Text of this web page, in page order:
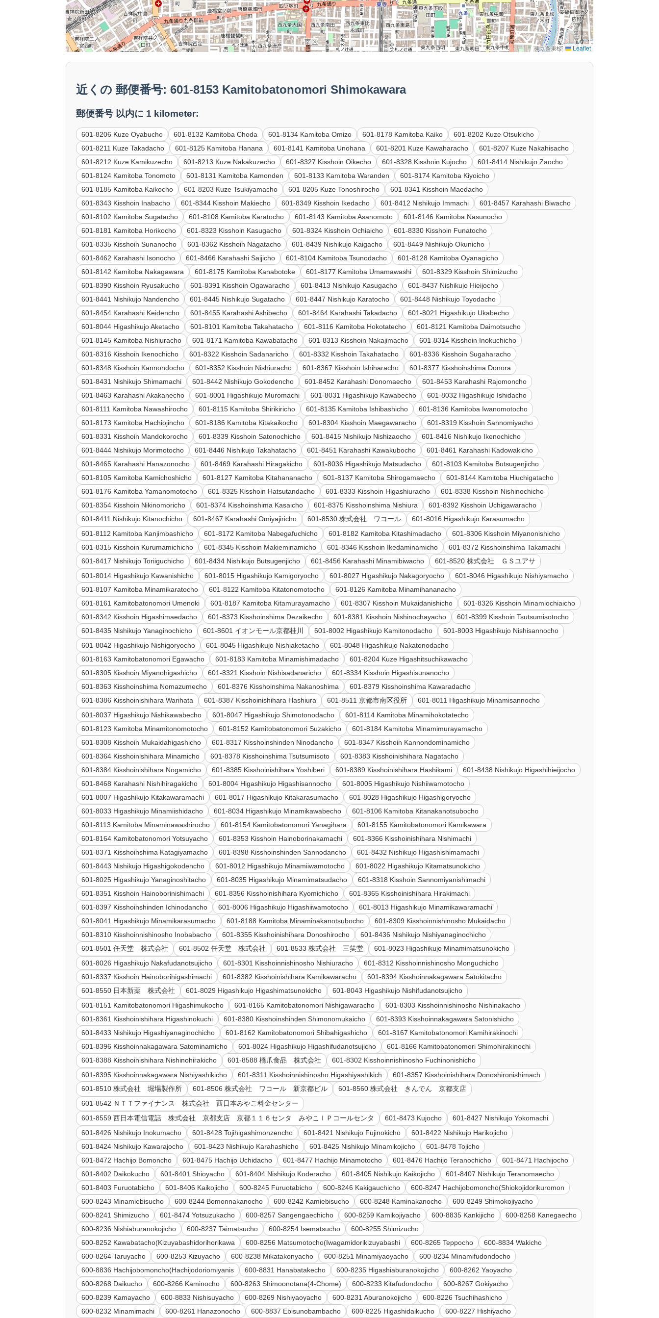
Leaflet
近くの 郵便番号: 601-8153 Kamitobatonomori Shimokawara
郵便番号 以内に 1 kilometer:
601-8206 Kuze Oyabucho 601-8132 Kamitoba Choda 601-8134 Kamitoba Omizo 601-8178 Kamitoba Kaiko
601-8202 Kuze Otsukicho
601-8211 Kuze Takadacho
601-8125 Kamitoba Hanana 601-8141 Kamitoba Unohana 601-8201 Kuze Kawaharacho
601-8207 Kuze Nakahisacho
601-8212 Kuze Kamikuzecho
601-8213 Kuze Nakakuzecho 601-8327 Kisshoin Oikecho 601-8328 Kisshoin Kujocho
601-8414 Nishikujo Zaocho
601-8124 Kamitoba Tonomoto
601-8131 Kamitoba Kamonden 601-8133 Kamitoba Waranden
601-8174 Kamitoba Kiyoicho
601-8185 Kamitoba Kaikocho
601-8203 Kuze Tsukiyamacho 601-8205 Kuze Tonoshirocho
601-8341 Kisshoin Maedacho
601-8343 Kisshoin Inabacho
601-8344 Kisshoin Makiecho 601-8349 Kisshoin Ikedacho 601-8412 Nishikujo Immachi
601-8457 Karahashi Biwacho
601-8102 Kamitoba Sugatacho
601-8108 Kamitoba Karatocho 601-8143 Kamitoba Asanomoto
601-8146 Kamitoba Nasunocho
601-8181 Kamitoba Horikocho
601-8323 Kisshoin Kasugacho 601-8324 Kisshoin Ochiaicho
601-8330 Kisshoin Funatocho
601-8335 Kisshoin Sunanocho
601-8362 Kisshoin Nagatacho 601-8439 Nishikujo Kaigacho
601-8449 Nishikujo Okunicho
601-8462 Karahashi Isonocho
601-8466 Karahashi Saijicho 601-8104 Kamitoba Tsunodacho
601-8128 Kamitoba Oyanagicho
601-8142 Kamitoba Nakagawara
601-8175 Kamitoba Kanabotoke 601-8177 Kamitoba Umamawashi
601-8329 Kisshoin Shimizucho
601-8390 Kisshoin Ryusakucho
601-8391 Kisshoin Ogawaracho 601-8413 Nishikujo Kasugacho
601-8437 Nishikujo Hieijocho
601-8441 Nishikujo Nandencho
601-8445 Nishikujo Sugatacho 601-8447 Nishikujo Karatocho
601-8448 Nishikujo Toyodacho
601-8454 Karahashi Keidencho
601-8455 Karahashi Ashibecho 601-8464 Karahashi Takadacho
601-8021 Higashikujo Ukabecho
601-8044 Higashikujo Aketacho
601-8101 Kamitoba Takahatacho 601-8116 Kamitoba Hokotatecho
601-8121 Kamitoba Daimotsucho
601-8145 Kamitoba Nishiuracho
601-8171 Kamitoba Kawabatacho 601-8313 Kisshoin Nakajimacho
601-8314 Kisshoin Inokuchicho
601-8316 Kisshoin Ikenochicho
601-8322 Kisshoin Sadanaricho 601-8332 Kisshoin Takahatacho
601-8336 Kisshoin Sugaharacho
601-8348 Kisshoin Kannondocho
601-8352 Kisshoin Nishiuracho 601-8367 Kisshoin Ishiharacho
601-8377 Kisshoinshima Donora
601-8431 Nishikujo Shimamachi
601-8442 Nishikujo Gokodencho 601-8452 Karahashi Donomaecho
601-8453 Karahashi Rajomoncho
601-8463 Karahashi Akakanecho
601-8001 Higashikujo Muromachi 601-8031 Higashikujo Kawabecho
601-8032 Higashikujo Ishidacho
601-8111 Kamitoba Nawashirocho
601-8115 Kamitoba Shirikiricho 601-8135 Kamitoba Ishibashicho
601-8136 Kamitoba Iwanomotocho
601-8173 Kamitoba Hachiojincho
601-8186 Kamitoba Kitakaikocho 601-8304 Kisshoin Maegawaracho
601-8319 Kisshoin Sannomiyacho
601-8331 Kisshoin Mandokorocho
601-8339 Kisshoin Satonochicho 601-8415 Nishikujo Nishizaocho
601-8416 Nishikujo Ikenochicho
601-8444 Nishikujo Morimotocho
601-8446 Nishikujo Takahatacho 601-8451 Karahashi Kawakubocho
601-8461 Karahashi Kadowakicho
601-8465 Karahashi Hanazonocho
601-8469 Karahashi Hiragakicho 601-8036 Higashikujo Matsudacho
601-8103 Kamitoba Butsugenjicho
601-8105 Kamitoba Kamichoshicho
601-8127 Kamitoba Kitahananacho 601-8137 Kamitoba Shirogamaecho
601-8144 Kamitoba Hiuchigatacho
601-8176 Kamitoba Yamanomotocho
601-8325 Kisshoin Hatsutandacho 601-8333 Kisshoin Higashiuracho
601-8338 Kisshoin Nishinochicho
601-8354 Kisshoin Nikinomoricho
601-8374 Kisshoinshima Kasaicho 601-8375 Kisshoinshima Nishiura
601-8392 Kisshoin Uchigawaracho
601-8411 Nishikujo Kitanochicho
601-8467 Karahashi Omiyajiricho 601-8530 株式会社 ワコール
601-8016 Higashikujo Karasumacho
601-8112 Kamitoba Kanjimbashicho
601-8172 Kamitoba Nabegafuchicho 601-8182 Kamitoba Kitashimadacho
601-8306 Kisshoin Miyanonishicho
601-8315 Kisshoin Kurumamichicho
601-8345 Kisshoin Makieminamicho 601-8346 Kisshoin Ikedaminamicho
601-8372 Kisshoinshima Takamachi
601-8417 Nishikujo Toriiguchicho
601-8434 Nishikujo Butsugenjicho 601-8456 Karahashi Minamibiwacho
601-8520 株式会社 ＧＳユアサ
601-8014 Higashikujo Kawanishicho
601-8015 Higashikujo Kamigoryocho 601-8027 Higashikujo Nakagoryocho
601-8046 Higashikujo Nishiyamacho
601-8107 Kamitoba Minamikaratocho
601-8122 Kamitoba Kitatonomotocho
601-8126 Kamitoba Minamihananacho
601-8161 Kamitobatonomori Umenoki
601-8187 Kamitoba Kitamurayamacho 601-8307 Kisshoin Mukaidanishicho
601-8326 Kisshoin Minamiochiaicho
601-8342 Kisshoin Higashimaedacho
601-8373 Kisshoinshima Dezaikecho 601-8381 Kisshoin Nishinochayacho
601-8399 Kisshoin Tsutsumisotocho
601-8435 Nishikujo Yanaginochicho
601-8601 イオンモール京都桂川 601-8002 Higashikujo Kamitonodacho
601-8003 Higashikujo Nishisannocho
601-8042 Higashikujo Nishigoryocho
601-8045 Higashikujo Nishiaketacho
601-8048 Higashikujo Nakatonodacho
601-8163 Kamitobatonomori Egawacho
601-8183 Kamitoba Minamishimadacho
601-8204 Kuze Higashitsuchikawacho
601-8305 Kisshoin Miyanohigashicho
601-8321 Kisshoin Nishisadanaricho
601-8334 Kisshoin Higashisunanocho
601-8363 Kisshoinshima Nomazumecho
601-8376 Kisshoinshima Nakanoshima
601-8379 Kisshoinshima Kawaradacho
601-8386 Kisshoinishihara Warihata
601-8387 Kisshoinishihara Hashiura 601-8511 京都市南区役所
601-8011 Higashikujo Minamisannocho
601-8037 Higashikujo Nishikawabecho
601-8047 Higashikujo Shimotonodacho
601-8114 Kamitoba Minamihokotatecho
601-8123 Kamitoba Minamitonomotocho
601-8152 Kamitobatonomori Suzakicho
601-8184 Kamitoba Minamimurayamacho
601-8308 Kisshoin Mukaidahigashicho
601-8317 Kisshoinshinden Ninodancho
601-8347 Kisshoin Kannondominamicho
601-8364 Kisshoinishihara Minamicho
601-8378 Kisshoinshima Tsutsumisoto
601-8383 Kisshoinishihara Nagatacho
601-8384 Kisshoinishihara Nogamicho
601-8385 Kisshoinishihara Yoshiberi 601-8389 Kisshoinishihara Hashikami
601-8438 Nishikujo Higashihieijocho
601-8468 Karahashi Nishihiragakicho
601-8004 Higashikujo Higashisannocho
601-8005 Higashikujo Nishiiwamotocho
601-8007 Higashikujo Kitakawaramachi
601-8017 Higashikujo Kitakarasumacho
601-8028 Higashikujo Higashigoryocho
601-8033 Higashikujo Minamiishidacho
601-8034 Higashikujo Minamikawabecho
601-8106 Kamitoba Kitanakanotsubocho
601-8113 Kamitoba Minaminawashirocho
601-8154 Kamitobatonomori Yanagihara
601-8155 Kamitobatonomori Kamikawara
601-8164 Kamitobatonomori Yotsuyacho
601-8353 Kisshoin Hainoborinakamachi
601-8366 Kisshoinishihara Nishimachi
601-8371 Kisshoinshima Katagiyamacho
601-8398 Kisshoinshinden Sannodancho
601-8432 Nishikujo Higashishimamachi
601-8443 Nishikujo Higashigokodencho
601-8012 Higashikujo Minamiiwamotocho
601-8022 Higashikujo Kitamatsunokicho
601-8025 Higashikujo Yanaginoshitacho
601-8035 Higashikujo Minamimatsudacho
601-8318 Kisshoin Sannomiyanishimachi
601-8351 Kisshoin Hainoborinishimachi
601-8356 Kisshoinishihara Kyomichicho
601-8365 Kisshoinishihara Hirakimachi
601-8397 Kisshoinshinden Ichinodancho
601-8006 Higashikujo Higashiiwamotocho
601-8013 Higashikujo Minamikawaramachi
601-8041 Higashikujo Minamikarasumacho
601-8188 Kamitoba Minaminakanotsubocho
601-8309 Kisshoinnishinosho Mukaidacho
601-8310 Kisshoinnishinosho Inobabacho
601-8355 Kisshoinishihara Donoshirocho
601-8436 Nishikujo Nishiyanaginochicho
601-8501 任天堂 株式会社
601-8502 任天堂 株式会社 601-8533 株式会社 三笑堂
601-8023 Higashikujo Minamimatsunokicho
601-8026 Higashikujo Nakafudanotsujicho
601-8301 Kisshoinnishinosho Nishiuracho
601-8312 Kisshoinnishinosho Monguchicho
601-8337 Kisshoin Hainoborihigashimachi
601-8382 Kisshoinishihara Kamikawaracho
601-8394 Kisshoinnakagawara Satokitacho
601-8550 日本新薬 株式会社
601-8029 Higashikujo Higashimatsunokicho
601-8043 Higashikujo Nishifudanotsujicho
601-8151 Kamitobatonomori Higashimukocho
601-8165 Kamitobatonomori Nishigawaracho
601-8303 Kisshoinnishinosho Nishinakacho
601-8361 Kisshoinishihara Higashinokuchi
601-8380 Kisshoinshinden Shimonomukaicho
601-8393 Kisshoinnakagawara Satonishicho
601-8433 Nishikujo Higashiyanaginochicho
601-8162 Kamitobatonomori Shibahigashicho
601-8167 Kamitobatonomori Kamihirakinochi
601-8396 Kisshoinnakagawara Satominamicho
601-8024 Higashikujo Higashifudanotsujicho
601-8166 Kamitobatonomori Shimohirakinochi
601-8388 Kisshoinishihara Nishinohirakicho
601-8588 橋爪食品 株式会社
601-8302 Kisshoinnishinosho Fuchinonishicho
601-8395 Kisshoinnakagawara Nishiyashikicho
601-8311 Kisshoinnishinosho Higashiyashikich
601-8357 Kisshoinishihara Donoshironishimach
601-8510 株式会社 堀場製作所
601-8506 株式会社 ワコール 新京都ビル
601-8560 株式会社 きんでん 京都支店
601-8542 ＮＴＴファイナンス 株式会社 西日本みやこ料金センター
601-8559 西日本電信電話 株式会社 京都支店 京都１１６センタ みやこＩＰコールセンタ
601-8473 Kujocho
601-8427 Nishikujo Yokomachi
601-8426 Nishikujo Inokumacho
601-8428 Tojihigashimonzencho 601-8421 Nishikujo Fujinokicho
601-8422 Nishikujo Harikojicho
601-8424 Nishikujo Kawarajocho
601-8423 Nishikujo Karahashicho 601-8425 Nishikujo Minamikojicho
601-8478 Tojicho
601-8472 Hachijo Bomoncho
601-8475 Hachijo Uchidacho 601-8477 Hachijo Minamotocho 601-8476 Hachijo Teranochicho
601-8471 Hachijocho
601-8402 Daikokucho
601-8401 Shioyacho 601-8404 Nishikujo Koderacho 601-8405 Nishikujo Kaikojicho
601-8407 Nishikujo Teranomaecho
601-8403 Furuotabicho
601-8406 Kaikojicho 600-8245 Furuotabicho 600-8246 Kakigauchicho
600-8247 Hachijobomoncho(Shiokojidorikuromon
600-8243 Minamiebisucho
600-8244 Bomonnakanocho 600-8242 Kamiebisucho 600-8248 Kaminakanocho
600-8249 Shimokojiyacho
600-8241 Shimizucho
601-8474 Yotsuzukacho 600-8257 Sangengaechicho 600-8259 Kamikojiyacho 600-8835 Kankijicho
600-8258 Kanegaecho
600-8236 Nishiaburanokojicho
600-8237 Taimatsucho 600-8254 Isematsucho
600-8255 Shimizucho
600-8252 Kawabatacho(Kizuyabashidorihorikawa
600-8256 Matsumotocho(Iwagamidorikizuyabashi 600-8265 Teppocho
600-8834 Wakicho
600-8264 Taruyacho
600-8253 Kizuyacho 600-8238 Mikatakonyacho 600-8251 Minamiyaoyacho
600-8234 Minamifudondocho
600-8836 Hachijobomoncho(Hachijodoriomiyanis
600-8831 Hanabatakecho 600-8235 Higashiaburanokojicho
600-8262 Yaoyacho
600-8268 Daikucho
600-8266 Kaminocho 600-8263 Shimoonotana(4-Chome) 600-8233 Kitafudondocho
600-8267 Gokiyacho
600-8239 Kamayacho
600-8833 Nishisuyacho 600-8269 Nishiyaoyacho 600-8231 Aburanokojicho
600-8226 Tsuchihashicho
600-8232 Minamimachi
600-8261 Hanazonocho 600-8837 Ebisunobambacho 600-8225 Higashidaikucho 600-8227 Hishiyacho